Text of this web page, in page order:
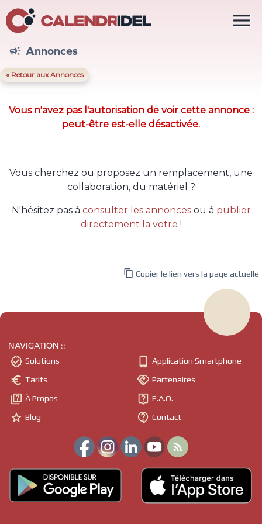
 Annonces
« Retour aux Annonces
Vous n'avez pas l'autorisation de voir cette annonce :
peut-être est-elle désactivée.
Vous cherchez ou proposez un remplacement, une
collaboration, du matériel ?
N'hésitez pas à consulter les annoncesou à publier
directement la votre !

 Copier le lien vers la page actuelle
NAVIGATION ::
 Solutions
 Tarifs
 À Propos
 Blog
 Application Smartphone
 Partenaires
 F.A.Q.
 Contact
